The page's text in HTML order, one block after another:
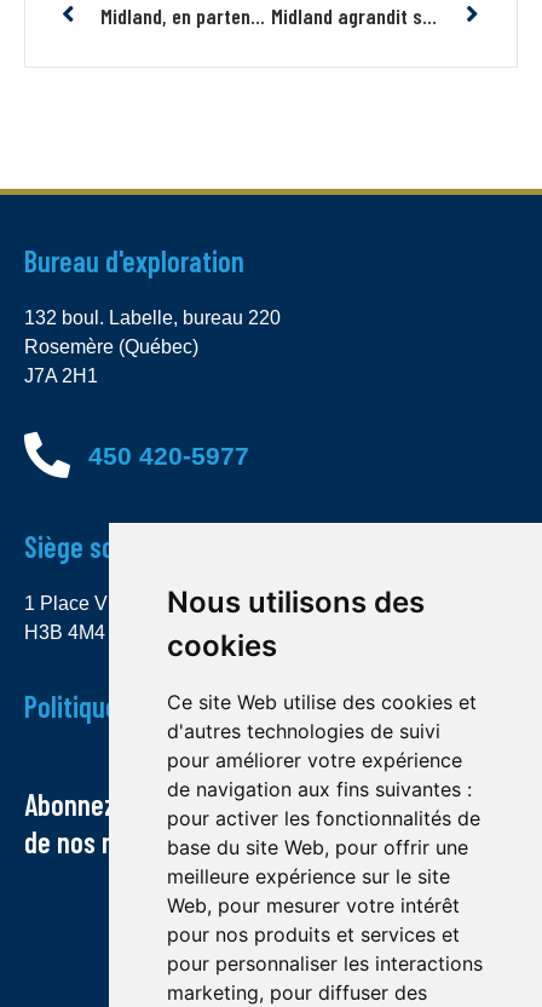
Nous utilisons des
cookies
Ce site Web utilise des cookies et
d'autres technologies de suivi
pour améliorer votre expérience
de navigation aux fins suivantes :
pour activer les fonctionnalités de
base du site Web, pour offrir une
meilleure expérience sur le site
Web, pour mesurer votre intérêt
pour nos produits et services et
pour personnaliser les interactions
marketing, pour diffuser des
Midland, en partenariat avec RTEC, annonce le début d’un premier programme de forage pour le lithium de 5,8M CAD sur Galinée Midland agrandit sa position de terrain pour l’or à la Baie-James avec le nouveau projet Caniapisc Au
Bureau d'exploration
132 boul. Labelle, bureau 220
Rosemère (Québec)
J7A 2H1
450 420-5977
Siège social
1 Place Ville Marie, bureau 4000 Montréal (Québec)
H3B 4M4
Politique de confidentialité
Abonnez-vous à notre infolettre et recevez
de nos nouvelles par courriel